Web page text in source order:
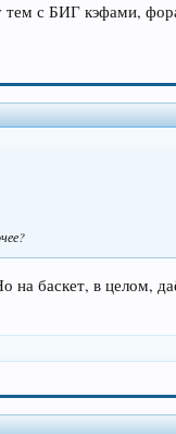
тем с БИГ кэфами,
на баскет, в целом,